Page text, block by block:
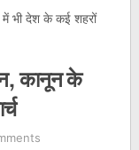
भी देश के कई शहरों
कानून के